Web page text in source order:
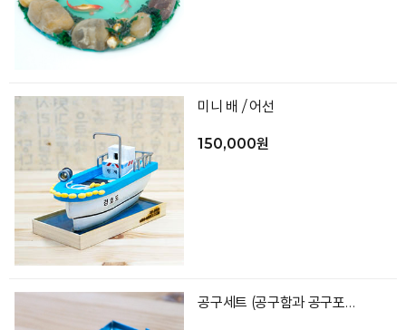
미니 배 / 어선
150,000원
공구세트 (공구함과 공구포함) 택1